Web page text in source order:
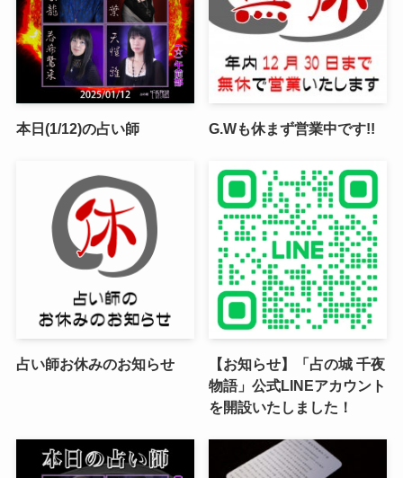
本日(1/12)の占い師 G.Wも休まず営業中です!!
占い師お休みのお知らせ
【お知らせ】「占の城 千夜
物語」公式LINEアカウント
を開設いたしました！